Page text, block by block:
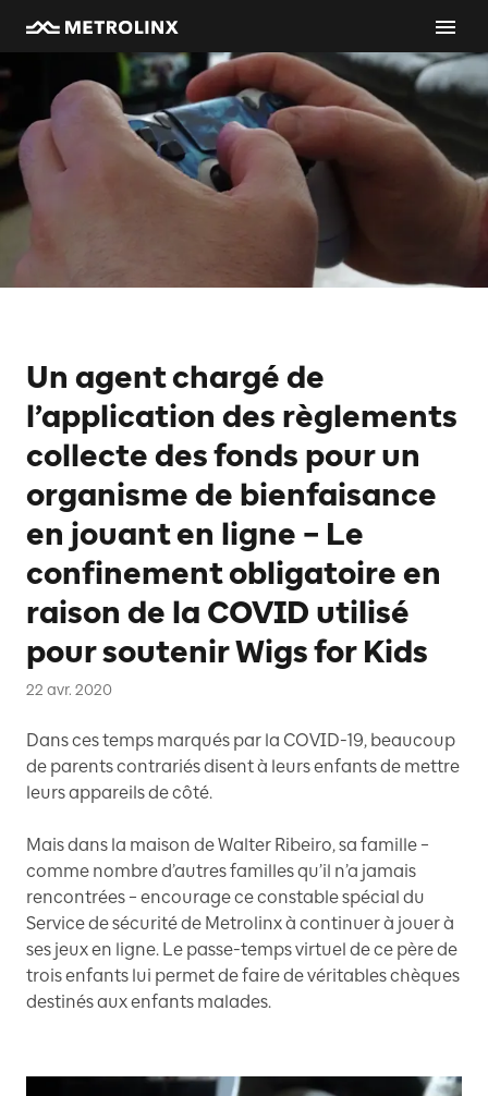
Un agent chargé de
l’application des règlements
collecte des fonds pour un
organisme de bienfaisance
en jouant en ligne – Le
confinement obligatoire en
raison de la COVID utilisé
pour soutenir Wigs for Kids
22 avr. 2020
Dans ces temps marqués par la COVID-19, beaucoup
de parents contrariés disent à leurs enfants de mettre
leurs appareils de côté.
Mais dans la maison de Walter Ribeiro, sa famille –
comme nombre d’autres familles qu’il n’a jamais
rencontrées – encourage ce constable spécial du
Service de sécurité de Metrolinx à continuer à jouer à
ses jeux en ligne. Le passe-temps virtuel de ce père de
trois enfants lui permet de faire de véritables chèques
destinés aux enfants malades.